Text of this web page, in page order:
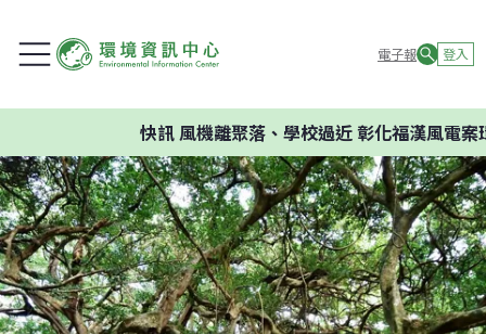
電子報 登入
風機離聚落、學校過近 彰化福漢風電案環委